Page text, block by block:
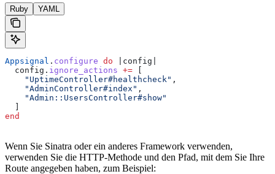
Ruby YAML
Appsignal . configure do config
  config.
ignore_actions +=
    "UptimeController#healthcheck"
,
    "AdminController#index"
,
    "Admin::UsersController#show"
end
Wenn Sie Sinatra oder ein anderes Framework verwenden,
verwenden Sie die HTTP-Methode und den Pfad, mit dem Sie Ihre
Route angegeben haben, zum Beispiel: